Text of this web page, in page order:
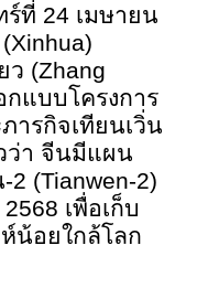
ที่ 24 เมษายน
ว (Zhang
แบบโครงการ
ารกิจเทียนเวิ่น
ว่า จีนมีแผน
2 (Tianwen-2)
เพื่อเก็บ
น้อยใกล้โลก